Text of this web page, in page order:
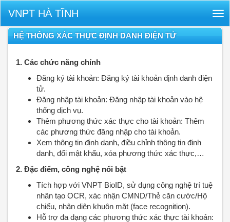
VNPT HÀ TĨNH
HỆ THỐNG XÁC THỰC ĐỊNH DANH ĐIỆN TỬ
1. Các chức năng chính
Đăng ký tài khoản: Đăng ký tài khoản định danh điện
tử.
Đăng nhập tài khoản: Đăng nhập tài khoản vào hệ
thống dịch vụ.
Thêm phương thức xác thực cho tài khoản: Thêm
các phương thức đăng nhập cho tài khoản.
Xem thông tin định danh, điều chỉnh thông tin định
danh, đổi mật khẩu, xóa phương thức xác thực,…
2. Đặc điểm, công nghệ nổi bật
Tích hợp với VNPT BioID, sử dụng công nghệ trí tuệ
nhân tạo OCR, xác nhận CMND/Thẻ căn cước/Hộ
chiếu, nhận diện khuôn mặt (face recognition).
Hỗ trợ đa dạng các phương thức xác thực tài khoản: